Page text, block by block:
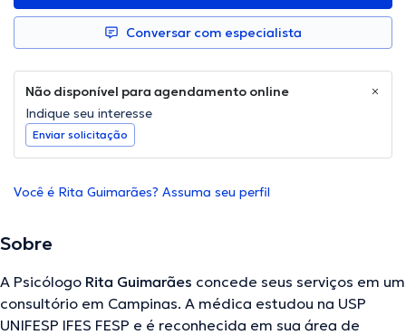
Conversar com especialista
Não disponível para agendamento online
Indique seu interesse
Enviar solicitação
Você é Rita Guimarães? Assuma seu perfil
Sobre
A Psicólogo Rita Guimarães concede seus serviços em um
consultório em Campinas. A médica estudou na USP
UNIFESP IFES FESP e é reconhecida em sua área de